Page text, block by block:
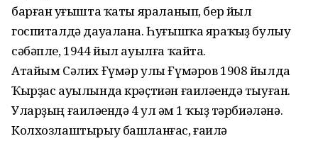
барған һуғышта ҡаты яраланып, бер йыл
госпиталдә дауалана. Һуғышҡа яраҡһыҙ булыу
сәбәпле, 1944 йыл ауылға ҡайта.
Атайым Сәлих Ғүмәр улы Ғүмәров 1908 йылда
Ҡырҙас ауылында крәҫтиән ғаиләһендә тыуған.
Уларҙың ғаиләһендә 4 ул һәм 1 ҡыҙ тәрбиәләнә.
Колхозлаштырыу башланғас, ғаилә